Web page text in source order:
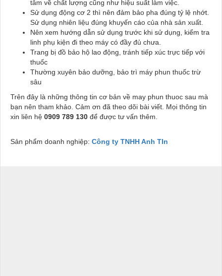
tâm về chất lượng cũng như hiệu suất làm việc.
Sử dụng động cơ 2 thì nên đảm bảo pha đúng tỷ lệ nhớt.
Sử dụng nhiên liệu đúng khuyến cáo của nhà sản xuất.
Nên xem hướng dẫn sử dụng trước khi sử dụng, kiểm tra
linh phụ kiện đi theo máy có đầy đủ chưa.
Trang bị đồ bảo hộ lao động, tránh tiếp xúc trực tiếp với
thuốc
Thường xuyên bảo dưỡng, bảo trì máy phun thuốc trừ
sâu
Trên đây là những thông tin cơ bản về may phun thuoc sau mà
bạn nên tham khảo. Cảm ơn đã theo dõi bài viết. Mọi thông tin
xin liên hệ 0909 789 130 để được tư vấn thêm.
Sản phẩm doanh nghiệp: Công ty TNHH Anh TIn